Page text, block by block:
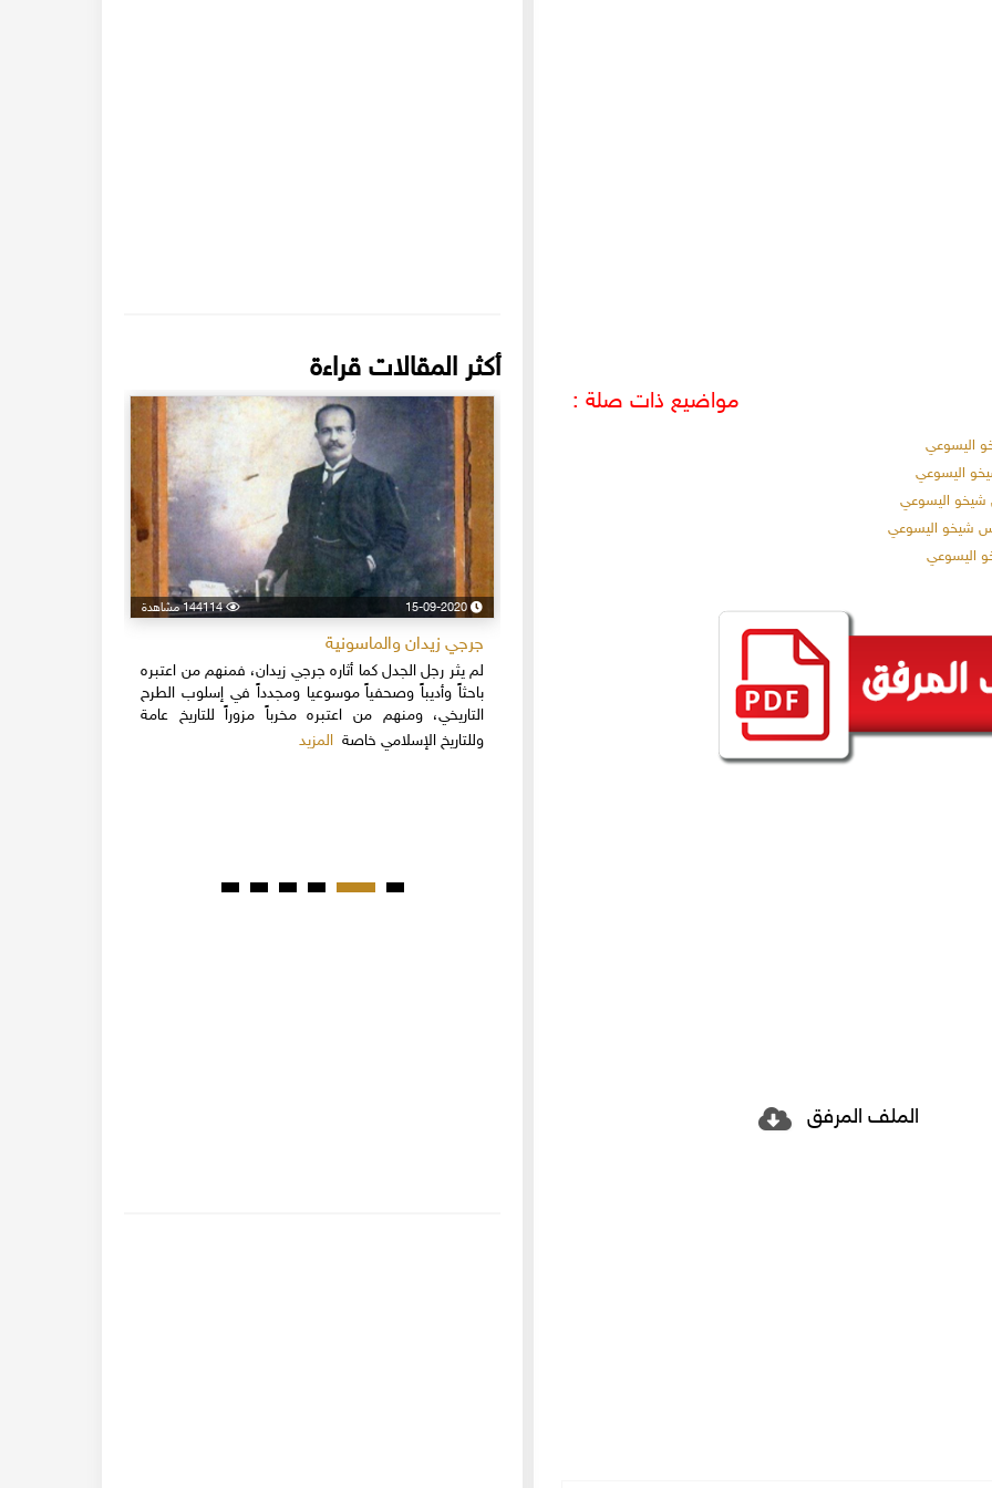
مواضيع ذات صلة :
الملف المرفق
أكثر المقالات قراءة
الأولى عام 1918، انسحبت
كان
ما لم ينشر عن "الطقس الاسكتلندي الماسوني "
(The Scottish Rite)
لا تزال الأسئلة والتكهنات كثيرة حول نشوء تنظيم
"الماسونية" السري والذي يعرف باسم "عشيرة البناؤون
الأحرار"، ومن الروايات الشائعة عن نشأة الماسونية
15-09-2020 144114 مشاهدة
جرجي زيدان والماسونية
لم يثر رجل الجدل كما أثاره جرجي زيدان، فمنهم من اعتبره
باحثاً وأديباً وصحفياً موسوعيا ومجدداً في إسلوب الطرح
التاريخي، ومنهم من اعتبره مخرباً مزوراً للتاريخ عامة
وللتاريخ الإسلامي خاصة المزيد